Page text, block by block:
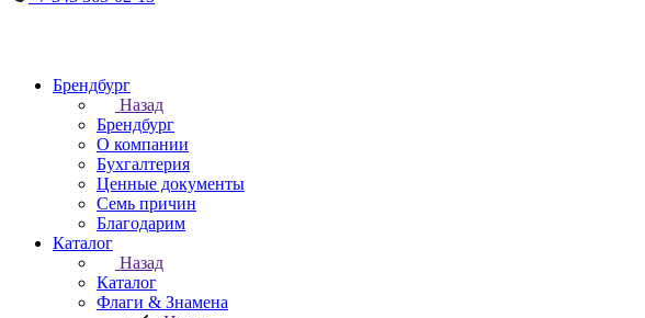
Брендбург
Назад
Брендбург
О компании
Бухгалтерия
Ценные документы
Семь причин
Благодарим
Каталог
Назад
Каталог
Флаги & Знамена